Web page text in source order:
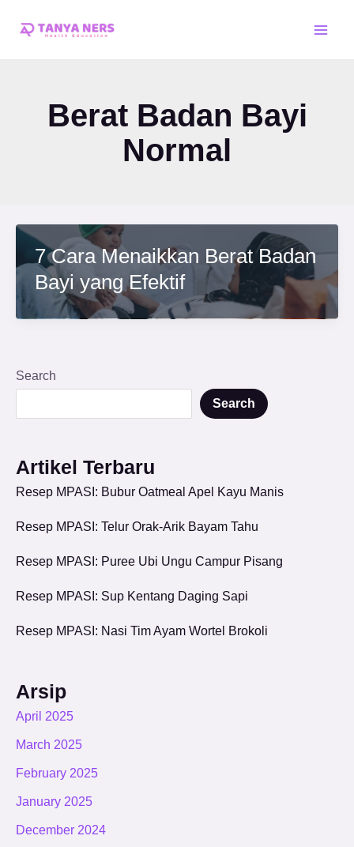
Berat Badan Bayi
Normal
7 Cara Menaikkan Berat Badan
Bayi yang Efektif
Search
Search
Artikel Terbaru
Resep MPASI: Bubur Oatmeal Apel Kayu Manis
Resep MPASI: Telur Orak-Arik Bayam Tahu
Resep MPASI: Puree Ubi Ungu Campur Pisang
Resep MPASI: Sup Kentang Daging Sapi
Resep MPASI: Nasi Tim Ayam Wortel Brokoli
Arsip
April 2025
March 2025
February 2025
January 2025
December 2024